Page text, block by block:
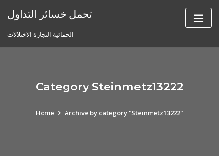
تحمل خسائر التداول
الحمائية التجارة الاختلالات
Category Steinmetz13222
Home Archive by category "Steinmetz13222"